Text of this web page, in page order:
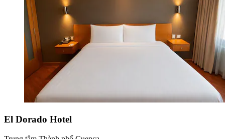
El Dorado Hotel